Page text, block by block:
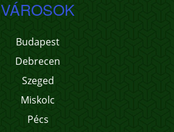
VÁROSOK
Budapest
Debrecen
Szeged
Miskolc
Pécs